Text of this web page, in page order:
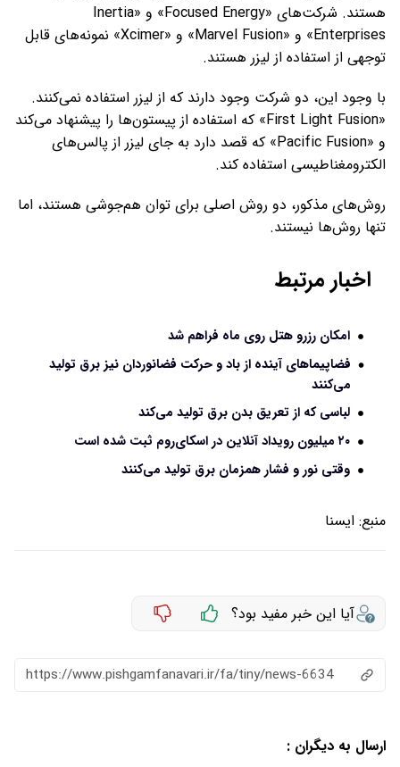
هستند. شرکت‌های «Focused Energy» و «Inertia
Enterprises» و «Marvel Fusion» و «Xcimer» نمونه‌های قابل
توجهی از استفاده از لیزر هستند.
با وجود این، دو شرکت وجود دارند که از لیزر استفاده نمی‌کنند.
«First Light Fusion» که استفاده از پیستون‌ها را پیشنهاد می‌کند
و «Pacific Fusion» که قصد دارد به جای لیزر از پالس‌های
الکترومغناطیسی استفاده کند.
روش‌های مذکور، دو روش اصلی برای توان هم‌جوشی هستند، اما
تنها روش‌ها نیستند.
اخبار مرتبط
امکان رزرو هتل روی ماه فراهم شد
فضاپیماهای آینده از باد و حرکت فضانوردان نیز برق تولید
می‌کنند
لباسی که از تعریق بدن برق تولید می‌کند
۲۰ میلیون رویداد آنلاین در اسکای‌روم ثبت شده است
وقتی نور و فشار همزمان برق تولید می‌کنند
منبع: ايسنا
آیا این خبر مفید بود؟
https://www.pishgamfanavari.ir/fa/tiny/news-6634
ارسال به دیگران :